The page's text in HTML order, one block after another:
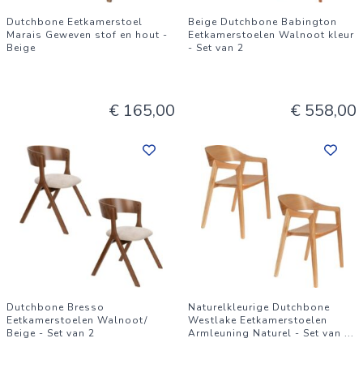
Dutchbone Eetkamerstoel
Marais Geweven stof en hout -
Beige
€ 165,00
Beige Dutchbone Babington
Eetkamerstoelen Walnoot kleur
- Set van 2
€ 558,00
Dutchbone Bresso
Eetkamerstoelen Walnoot/
Beige - Set van 2
Naturelkleurige Dutchbone
Westlake Eetkamerstoelen
Armleuning Naturel - Set van ...